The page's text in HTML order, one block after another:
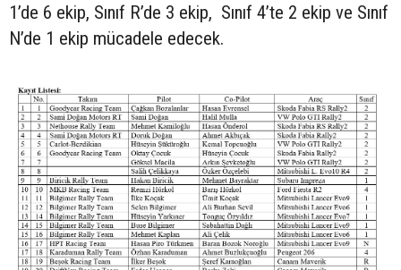
1’de 6 ekip, Sınıf R’de 3 ekip, Sınıf 4’te 2 ekip ve Sınıf
N’de 1 ekip mücadele edecek.